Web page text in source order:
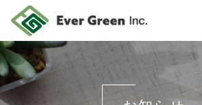
ホーム
当社について